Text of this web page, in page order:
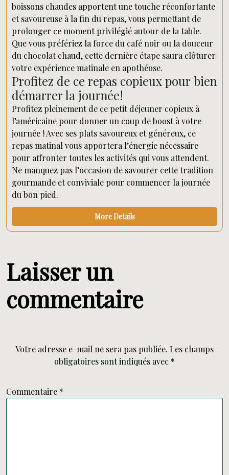
boissons chaudes apportent une touche réconfortante
et savoureuse à la fin du repas, vous permettant de
prolonger ce moment privilégié autour de la table.
Que vous préfériez la force du café noir ou la douceur
du chocolat chaud, cette dernière étape saura clôturer
votre expérience matinale en apothéose.
Profitez de ce repas copieux pour bien
démarrer la journée!
Profitez pleinement de ce petit déjeuner copieux à
l’américaine pour donner un coup de boost à votre
journée ! Avec ses plats savoureux et généreux, ce
repas matinal vous apportera l’énergie nécessaire
pour affronter toutes les activités qui vous attendent.
Ne manquez pas l’occasion de savourer cette tradition
gourmande et conviviale pour commencer la journée
du bon pied.
More Details
Laisser un
commentaire
Votre adresse e-mail ne sera pas publiée. Les champs
obligatoires sont indiqués avec *
Commentaire *